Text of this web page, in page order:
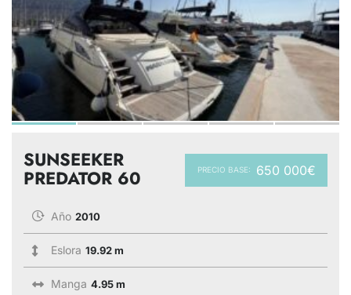
PRECIO BASE: 650 000€
SUNSEEKER
PREDATOR 60
Año 2010
Eslora 19.92 m
Manga 4.95 m